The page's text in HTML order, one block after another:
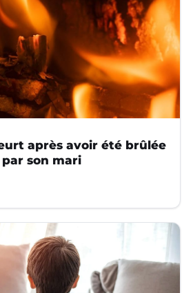
après avoir été brûlée
son mari